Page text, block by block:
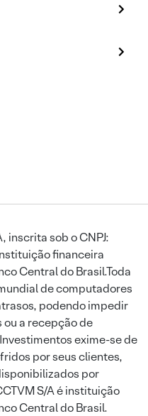
inscrita sob o CNPJ:
financeira
Central do Brasil.Toda
de computadores
podendo impedir
ou a recepção de
exime-se de
por seus clientes,
por
S/A é instituição
Central do Brasil.